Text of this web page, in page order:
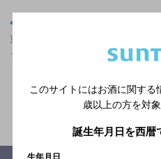
東京駅(東京都)周辺500m,ザ・プ
フンイキ,飲み放題ありの神泡超達
関連ペ
このサイトにはお酒に関する
歳以上の方を対
誕生年月日を西暦
生年月日